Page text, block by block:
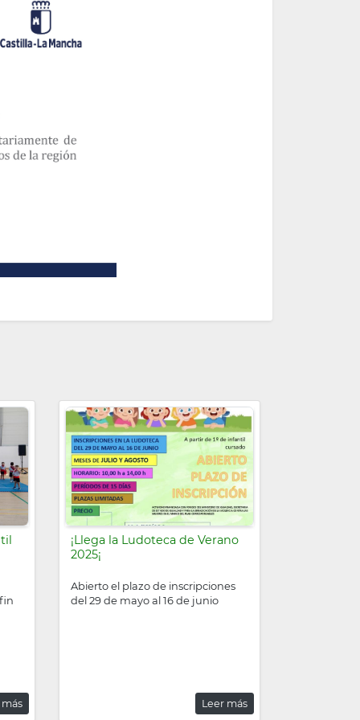
¡Llega la Ludoteca de Verano
2025¡
Abierto el plazo de inscripciones
del 29 de mayo al 16 de junio
Leer más